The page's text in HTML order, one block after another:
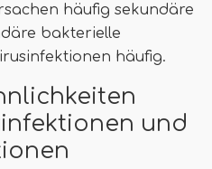
häufig sekundäre
bakterielle
häufig.
und